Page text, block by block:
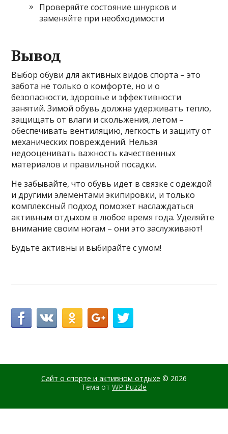
Проверяйте состояние шнурков и
заменяйте при необходимости
Вывод
Выбор обуви для активных видов спорта – это
забота не только о комфорте, но и о
безопасности, здоровье и эффективности
занятий. Зимой обувь должна удерживать тепло,
защищать от влаги и скольжения, летом –
обеспечивать вентиляцию, легкость и защиту от
механических повреждений. Нельзя
недооценивать важность качественных
материалов и правильной посадки.
Не забывайте, что обувь идет в связке с одеждой
и другими элементами экипировки, и только
комплексный подход поможет наслаждаться
активным отдыхом в любое время года. Уделяйте
внимание своим ногам – они это заслуживают!
Будьте активны и выбирайте с умом!
Сайт о спорте и активном отдыхе © 2026
Тема от WP Puzzle